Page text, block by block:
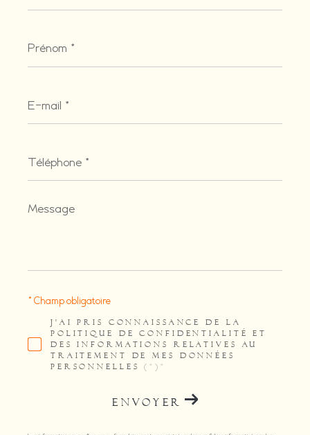
*
mail
*
*
Message
*
J'AI PRIS CONNAISSANCE DE LA
POLITIQUE DE CONFIDENTIALITÉ ET
DES INFORMATIONS RELATIVES AU
TRAITEMENT DE MES DONNÉES
PERSONNELLES (*)*
* Champ obligatoire
ENVOYER